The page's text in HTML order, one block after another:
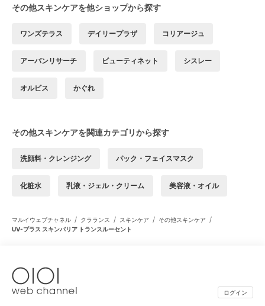
その他スキンケアを他ショップから探す
ワンズテラス デイリープラザ コリアージュ
アーバンリサーチ ビューティネット シスレー
オルビス かぐれ
その他スキンケアを関連カテゴリから探す
洗顔料・クレンジング パック・フェイスマスク
化粧水 乳液・ジェル・クリーム 美容液・オイル
マルイウェブチャネル / クラランス / スキンケア / その他スキンケア /
UV-プラス スキンバリア トランスルーセント
ログイン